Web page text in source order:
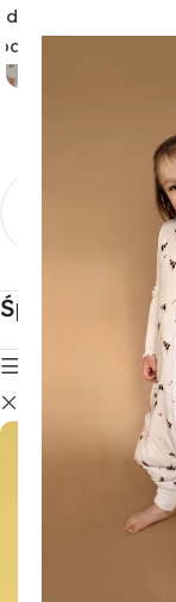
do
Śpiworki
Zobacz
Śpiworki do